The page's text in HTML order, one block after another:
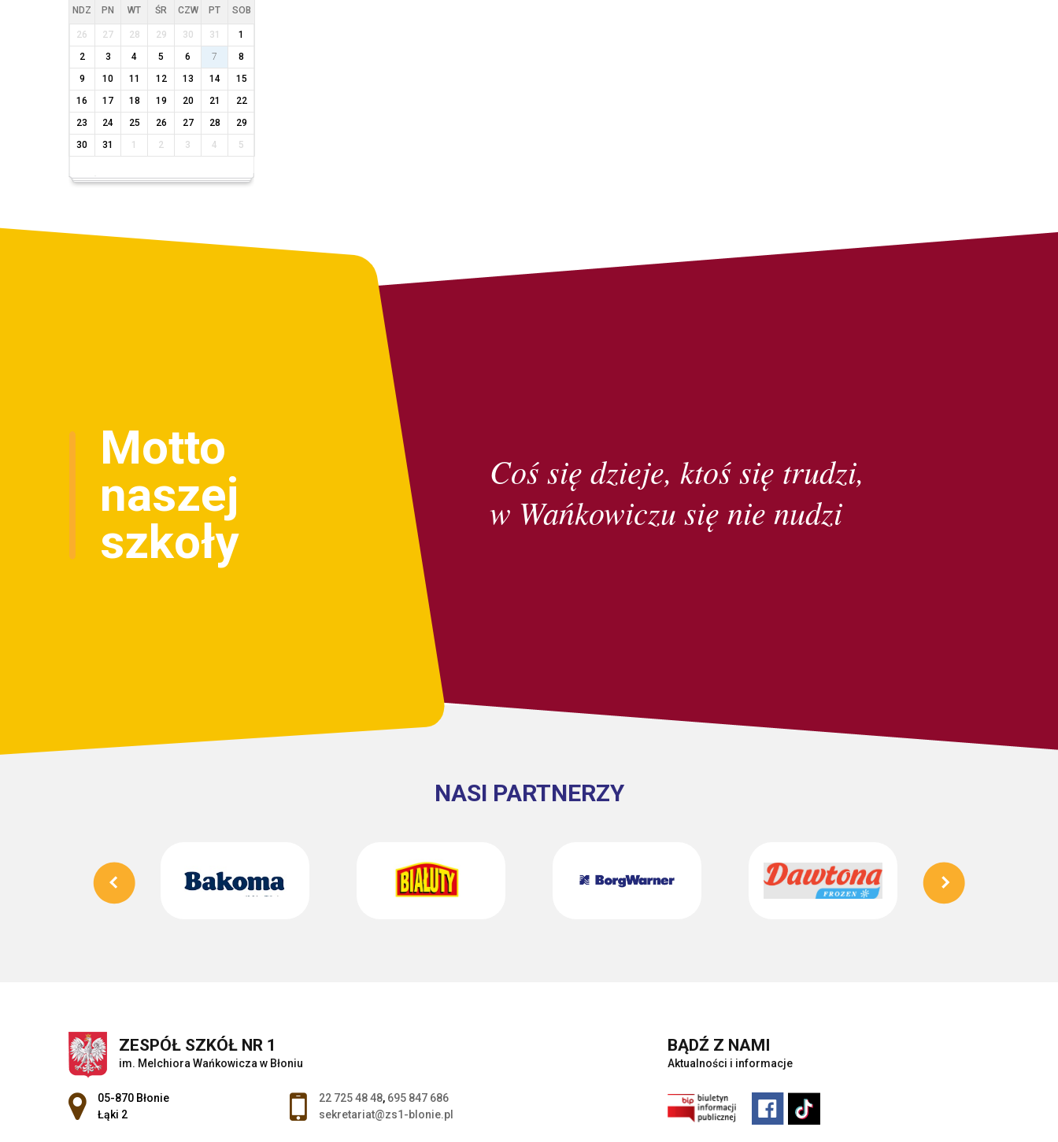
NDZ PN WT ŚR CZW PT SOB
26 27 28 29 30 31
1
2
3 4 5 6 7
8
9
10 11 12 13 14
15
16
17 18 19 20 21
22
23
24 25 26 27 28
29
30
31 1 2 3 4 5
Coś się dzieje, ktoś się trudzi,
w Wańkowiczu się nie nudzi
Motto
naszej
szkoły
NASI PARTNERZY
ZESPÓŁ SZKÓŁ NR 1
im. Melchiora Wańkowicza w Błoniu
Adres pocztowy:
05-870 Błonie
Łąki 2
22 725 48 48, 695 847 686
sekretariat@zs1-blonie.pl
BĄDŹ Z NAMI
Aktualności i informacje